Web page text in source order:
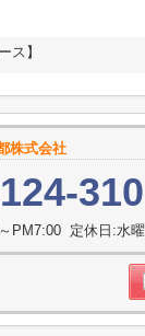
ス】
株式会社
310
PM7:00 定休日:水曜